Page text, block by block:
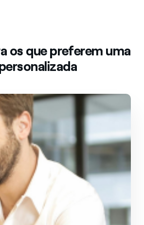
os que preferem uma
12 meses
Luz e Gás